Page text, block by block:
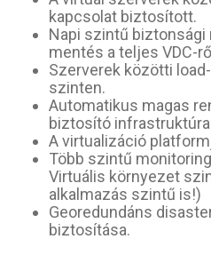
kapcsolat biztosított.
Napi szintű
mentés a teljes VDC-
Szerverek közötti
szinten.
Automatikus magas
biztosító infrastruktúra
A virtualizáció
Több szintű
Virtuális környezet
alkalmazás szintű is!)
Georedundáns
biztosítása.